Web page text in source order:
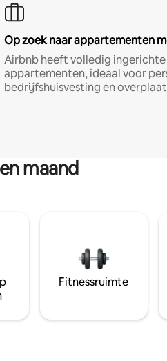
Op zoek naar appartementen
Airbnb heeft volledig ingerichte
appartementen, ideaal voor
bedrijfshuisvesting en
maand
Fitnessruimte